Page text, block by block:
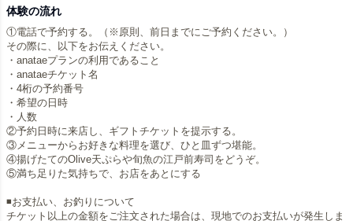
体験の流れ
①電話で予約する。（※原則、前日までにご予約ください。）
その際に、以下をお伝えください。
・anataeプランの利用であること
・anataeチケット名
・4桁の予約番号
・希望の日時
・人数
②予約日時に来店し、ギフトチケットを提示する。
③メニューからお好きな料理を選び、ひと皿ずつ堪能。
④揚げたてのOlive天ぷらや旬魚の江戸前寿司をどうぞ。
⑤満ち足りた気持ちで、お店をあとにする
◾️お支払い、お釣りについて
チケット以上の金額をご注文された場合は、現地でのお支払いが発生しま